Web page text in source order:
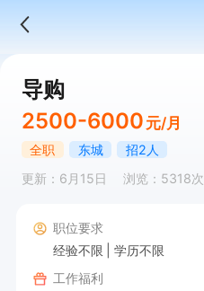
导购
2500-6000 元/月
全职 东城
招2人
更新：6月15日
浏览：5318次
职位要求
经验不限
学历不限
工作福利